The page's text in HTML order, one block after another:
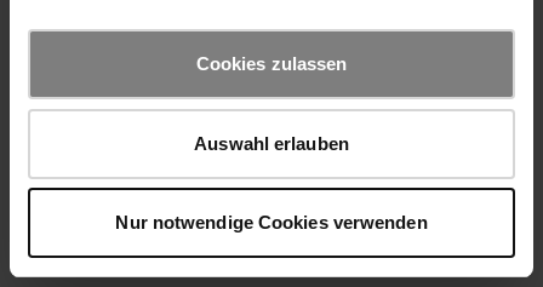
Cookies zulassen
Auswahl erlauben
Nur notwendige Cookies verwenden